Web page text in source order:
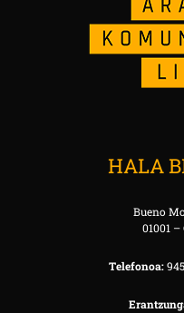
HALA
Bueno
01001
Telefonoa:945